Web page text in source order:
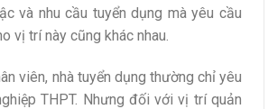
và nhu cầu tuyển dụng mà yêu cầu
vị trí này cũng khác nhau.
viên, nhà tuyển dụng thường chỉ yêu
THPT. Nhưng đối với vị trí quản